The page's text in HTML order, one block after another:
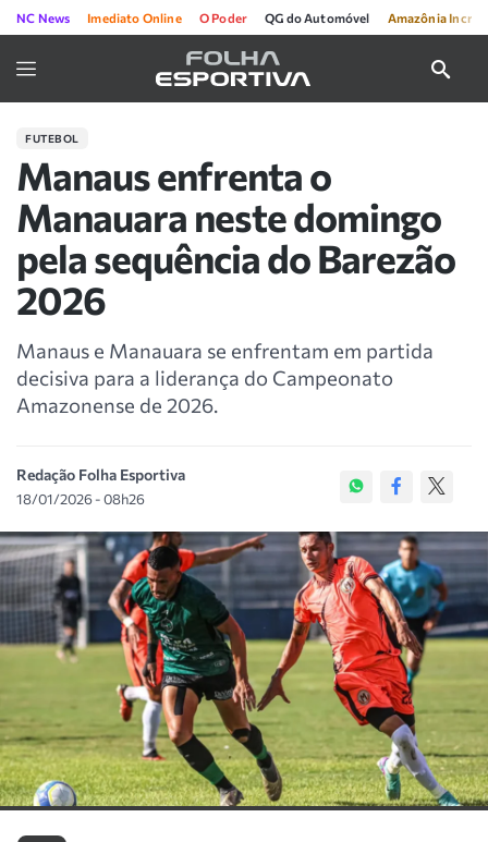
NC News Imediato Online O Poder QG do Automóvel Amazônia
FUTEBOL
Manaus enfrenta o
Manauara neste domingo
pela sequência do Barezão
2026
Manaus e Manauara se enfrentam em partida
decisiva para a liderança do Campeonato
Amazonense de 2026.
Redação Folha Esportiva
18/01/2026 - 08h26